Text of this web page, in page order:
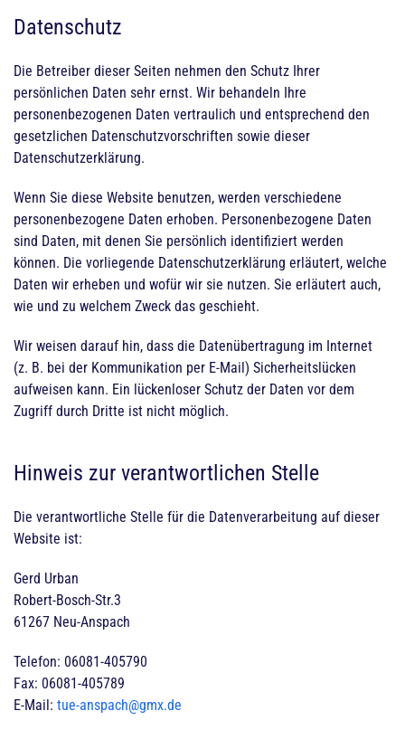
Datenschutz
Die Betreiber dieser Seiten nehmen den Schutz Ihrer
persönlichen Daten sehr ernst. Wir behandeln Ihre
personenbezogenen Daten vertraulich und entsprechend den
gesetzlichen Datenschutzvorschriften sowie dieser
Datenschutzerklärung.
Wenn Sie diese Website benutzen, werden verschiedene
personenbezogene Daten erhoben. Personenbezogene Daten
sind Daten, mit denen Sie persönlich identifiziert werden
können. Die vorliegende Datenschutzerklärung erläutert, welche
Daten wir erheben und wofür wir sie nutzen. Sie erläutert auch,
wie und zu welchem Zweck das geschieht.
Wir weisen darauf hin, dass die Datenübertragung im Internet
(z. B. bei der Kommunikation per E-Mail) Sicherheitslücken
aufweisen kann. Ein lückenloser Schutz der Daten vor dem
Zugriff durch Dritte ist nicht möglich.
Hinweis zur verantwortlichen Stelle
Die verantwortliche Stelle für die Datenverarbeitung auf dieser
Website ist:
Gerd Urban
Robert-Bosch-Str.3
61267 Neu-Anspach
Telefon: 06081-405790
Fax: 06081-405789
E-Mail: tue-anspach@gmx.de